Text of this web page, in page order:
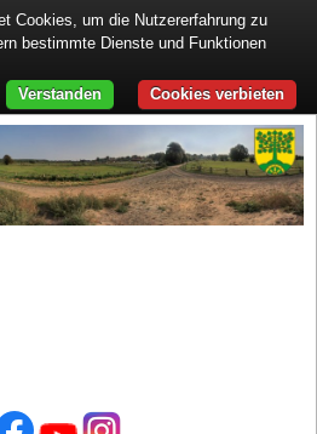
Cookies, um die Nutzererfahrung zu
bestimmte Dienste und Funktionen
Cookies verbieten
Verstanden